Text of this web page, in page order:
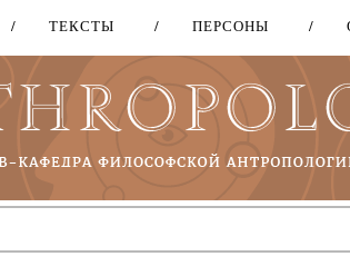
Перейти
основному
содержанию
ТЕКСТЫ ПЕРСОНЫ